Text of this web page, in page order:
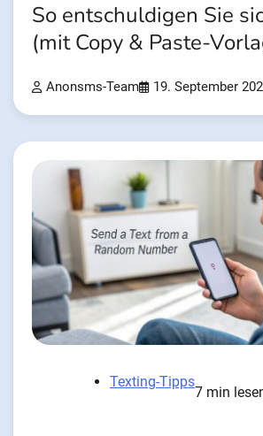
So entschuldigen Sie
(mit Copy & Paste-
Anonsms-Team 19. September
Texting-Tipps
7 min